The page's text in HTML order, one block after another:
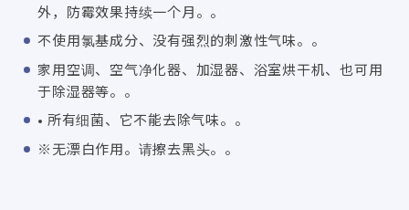
外，防霉效果持续一个月。。
不使用氯基成分、没有强烈的刺激性气味。。
家用空调、空气净化器、加湿器、浴室烘干机、也可用
于除湿器等。。
• 所有细菌、它不能去除气味。。
※无漂白作用。请擦去黑头。。